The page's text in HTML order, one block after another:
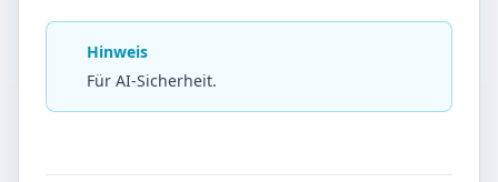
Hinweis
Für AI-Sicherheit.